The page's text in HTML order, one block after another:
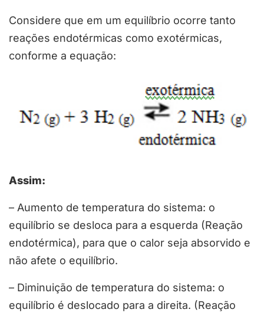
Considere que em um equilíbrio ocorre tanto
reações endotérmicas como exotérmicas,
conforme a equação:
Assim:
– Aumento de temperatura do sistema: o
equilíbrio se desloca para a esquerda (Reação
endotérmica), para que o calor seja absorvido e
não afete o equilíbrio.
– Diminuição de temperatura do sistema: o
equilíbrio é deslocado para a direita. (Reação